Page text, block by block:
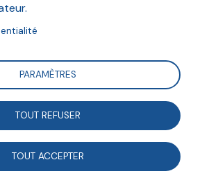
PARAMÈTRES
TOUT REFUSER
TOUT ACCEPTER